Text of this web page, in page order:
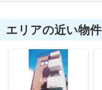
エリアの近い物件